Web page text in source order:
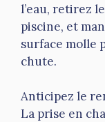
l’eau, retirez
piscine, et
surface molle
chute.
Anticipez le
La prise en